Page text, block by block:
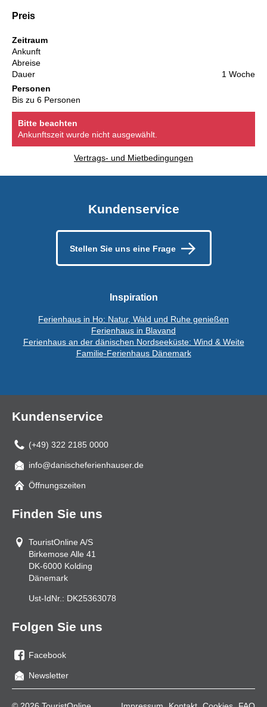
Preis
Zeitraum
Ankunft
Abreise
Dauer
1 Woche
Personen
Bis zu 6 Personen
Bitte beachten
Ankunftszeit wurde nicht ausgewählt.
Vertrags- und Mietbedingungen
Kundenservice
Stellen Sie uns eine Frage
Inspiration
Ferienhaus in Ho: Natur, Wald und Ruhe genießen
Ferienhaus in Blavand
Ferienhaus an der dänischen Nordseeküste: Wind & Weite
Familie-Ferienhaus Dänemark
Kundenservice
(+49) 322 2185 0000
Mail
info@danischeferienhauser.de
Öffnungszeiten
Finden Sie uns
TouristOnline A/S
Birkemose Alle 41
DK-6000 Kolding
Dänemark
Ust-IdNr.: DK25363078
Folgen Sie uns
Sie
uns
Facebook
Newsletter